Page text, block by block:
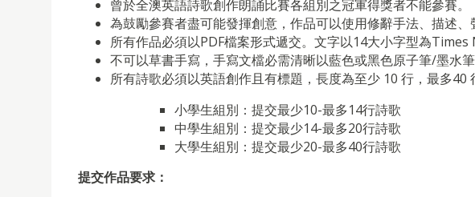
曾於全澳英語詩歌創作朗誦比賽各組別之冠軍得獎者不能參賽。
為鼓勵參賽者盡可能發揮創意，作品可以使用修辭手法、描述、
所有作品必須以PDF檔案形式遞交。文字以14大小字型為Times
不可以草書手寫，手寫文檔必需清晰以藍色或黑色原子筆/墨水
所有詩歌必須以英語創作且有標題，長度為至少 10 行，最多40
小學生組別：提交最少10-最多14行詩歌
中學生組別：提交最少14-最多20行詩歌
大學生組別：提交最少20-最多40行詩歌
提交作品要求：